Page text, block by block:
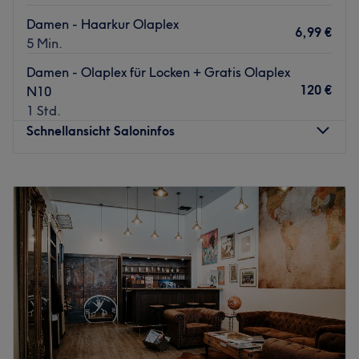
Damen - Haarkur Olaplex
5 Min.
6,99 €
Damen - Olaplex für Locken + Gratis Olaplex
N10
1 Std.
120 €
Schnellansicht Saloninfos
Dienstag
10:00–19:45
Mittwoch
10:00–19:45
Donnerstag
10:00
19:45
Freitag
10:00
19:45
Samstag
10:00
19:45
Sonntag
Geschlossen
Bitte um Beachtung: Derzeit ist keine EC-Zahlung
möglich.